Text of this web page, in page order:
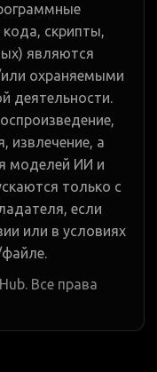
скрипты,
являются
или охраняемыми
деятельности.
извлечение, а
моделей ИИ и
только с
если
или в условиях
Все права